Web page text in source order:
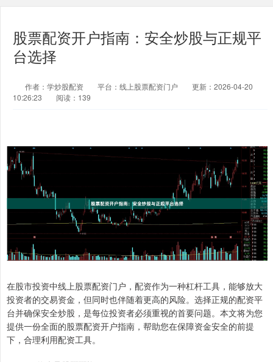
股票配资开户指南：安全炒股与正规平
台选择
作者：学炒股配资 平台：线上股票配资门户
更新：2026-04-20
10:26:23
阅读：139
在股市投资中线上股票配资门户，配资作为一种杠杆工具，能够放大
投资者的交易资金，但同时也伴随着更高的风险。选择正规的配资平
台并确保安全炒股，是每位投资者必须重视的首要问题。本文将为您
提供一份全面的股票配资开户指南，帮助您在保障资金安全的前提
下，合理利用配资工具。